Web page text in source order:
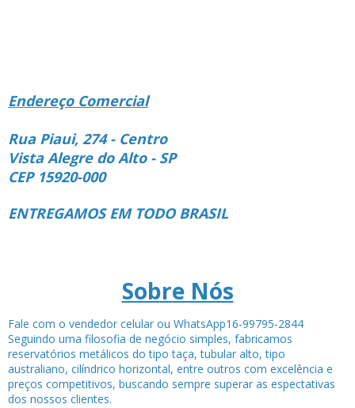
Endereço Comercial
Rua Piaui, 274 - Centro
Vista Alegre do Alto - SP
CEP 15920-000
ENTREGAMOS EM TODO BRASIL
Sobre Nós
Fale com o vendedor celular ou WhatsApp16-99795-2844
Seguindo uma filosofia de negócio simples, fabricamos
reservatórios metálicos do tipo taça, tubular alto, tipo
australiano, cilíndrico horizontal, entre outros com excelência e
preços competitivos, buscando sempre superar as espectativas
dos nossos clientes.